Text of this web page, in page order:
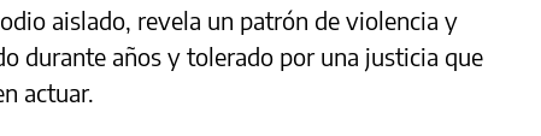
aislado, revela un patrón de violencia y
durante años y tolerado por una justicia que
actuar.